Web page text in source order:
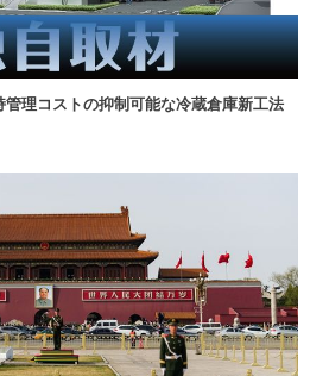
管理コストの抑制可能な冷蔵倉庫新工法